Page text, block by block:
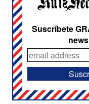
Suscríbete